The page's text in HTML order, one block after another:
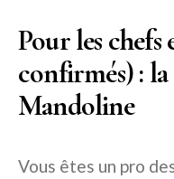
Pour les chefs
confirmés) :
Mandoline
Vous êtes un pro